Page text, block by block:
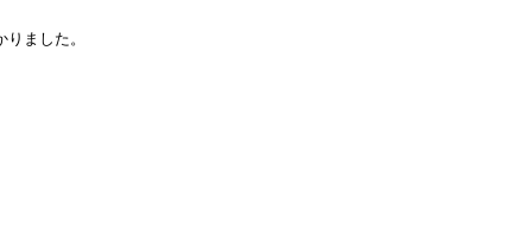
ました。